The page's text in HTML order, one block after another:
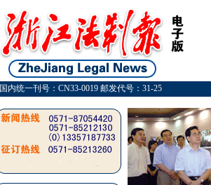
国内统一刊号：CN33-0019 邮发代号：31-25